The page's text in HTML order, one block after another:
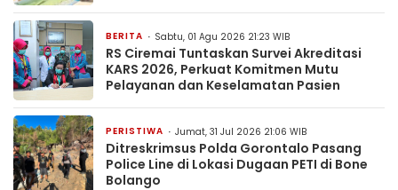
BERITA Sabtu, 01 Agu 2026 21:23 WIB
RS Ciremai Tuntaskan Survei Akreditasi
KARS 2026, Perkuat Komitmen Mutu
Pelayanan dan Keselamatan Pasien
PERISTIWA Jumat, 31 Jul 2026 21:06 WIB
Ditreskrimsus Polda Gorontalo Pasang
Police Line di Lokasi Dugaan PETI di Bone
Bolango